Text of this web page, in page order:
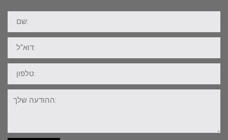
שם:
דוא"ל:
טלפון:
ההודעה
שלך: